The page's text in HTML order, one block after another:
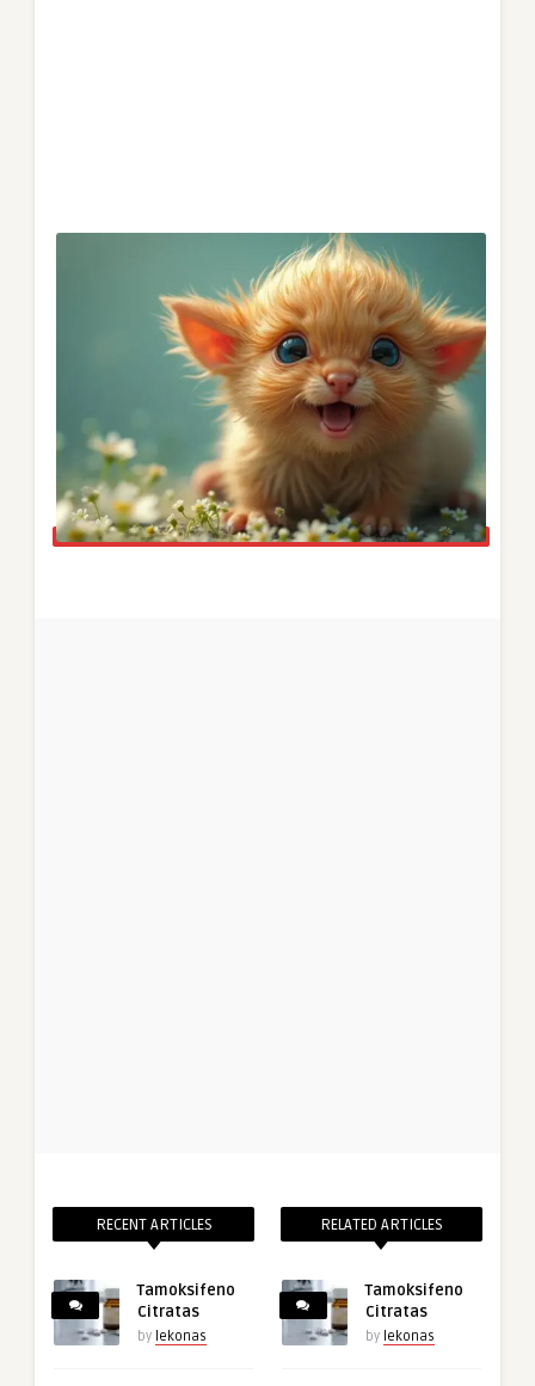
RECENT ARTICLES
Tamoksifeno
Citratas
by lekonas
RELATED ARTICLES
Tamoksifeno
Citratas
by lekonas